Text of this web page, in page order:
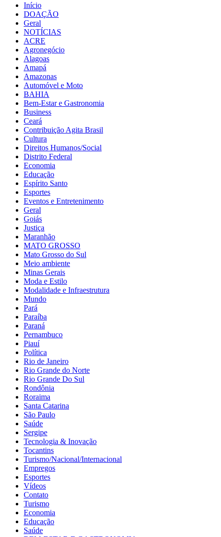
Início
DOAÇÃO
Geral
NOTÍCIAS
ACRE
Agronegócio
Alagoas
Amapá
Amazonas
Automóvel e Moto
BAHIA
Bem-Estar e Gastronomia
Business
Ceará
Contribuição Agita Brasil
Cultura
Direitos Humanos/Social
Distrito Federal
Economia
Educação
Espírito Santo
Esportes
Eventos e Entretenimento
Geral
Goiás
Justiça
Maranhão
MATO GROSSO
Mato Grosso do Sul
Meio ambiente
Minas Gerais
Moda e Estilo
Modalidade e Infraestrutura
Mundo
Pará
Paraíba
Paraná
Pernambuco
Piauí
Política
Rio de Janeiro
Rio Grande do Norte
Rio Grande Do Sul
Rondônia
Roraima
Santa Catarina
São Paulo
Saúde
Sergipe
Tecnologia & Inovação
Tocantins
Turismo/Nacional/Internacional
Empregos
Esportes
Vídeos
Contato
Turismo
Economia
Educação
Saúde